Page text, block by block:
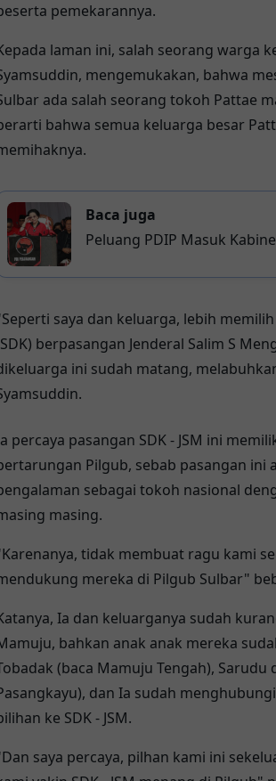
pemekarannya.
laman ini, salah seorang warga
mengemukakan, bahwa
ada salah seorang tokoh Pattae
bahwa semua keluarga besar
Baca juga
Peluang PDIP Masuk Kabinet Prabowo
saya dan keluarga, lebih
berpasangan Jenderal Salim S
ini sudah matang,
percaya pasangan SDK - JSM ini
Pilgub, sebab pasangan ini
sebagai tokoh nasional
masing.
tidak membuat ragu kami
mereka di Pilgub Sulbar"
Ia dan keluarganya sudah
bahkan anak anak mereka
(baca Mamuju Tengah), Sarudu
dan Ia sudah
ke SDK - JSM.
saya percaya, pilhan kami ini